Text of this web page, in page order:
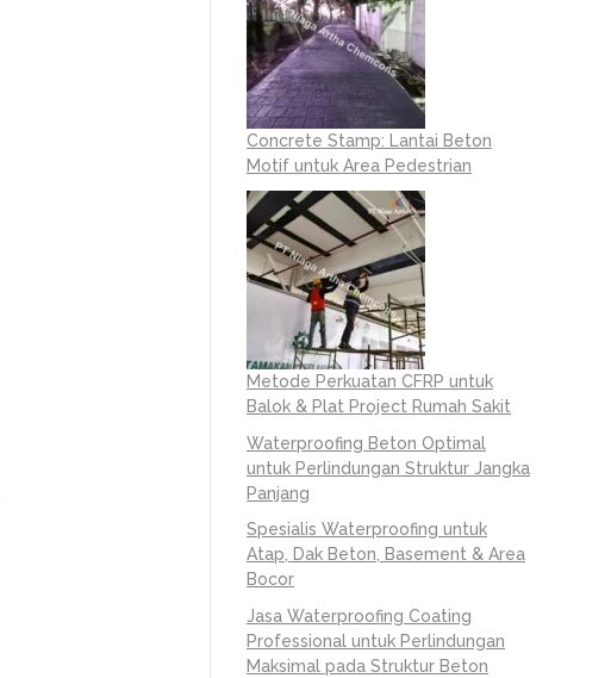
Concrete Stamp: Lantai Beton
Motif untuk Area Pedestrian
Metode Perkuatan CFRP untuk
Balok & Plat Project Rumah Sakit
Waterproofing Beton Optimal
untuk Perlindungan Struktur Jangka
Panjang
Spesialis Waterproofing untuk
Atap, Dak Beton, Basement & Area
Bocor
Jasa Waterproofing Coating
Professional untuk Perlindungan
Maksimal pada Struktur Beton